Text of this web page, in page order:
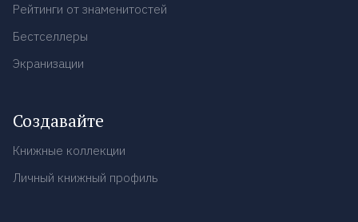
Рейтинги от знаменитостей
Бестселлеры
Экранизации
Создавайте
Книжные коллекции
Личный книжный профиль